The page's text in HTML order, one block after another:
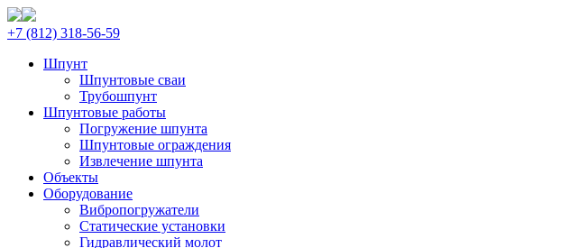
+7 (812) 318‑56‑59
Шпунт
Шпунтовые сваи
Трубошпунт
Шпунтовые работы
Погружение шпунта
Шпунтовые ограждения
Извлечение шпунта
Объекты
Оборудование
Вибропогружатели
Статические установки
Гидравлический молот